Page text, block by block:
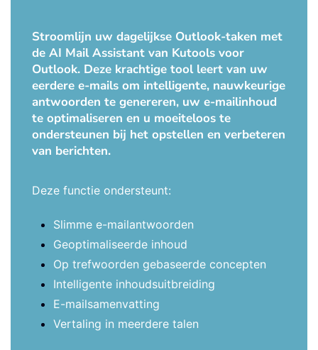
Stroomlijn uw dagelijkse Outlook-taken met
de AI Mail Assistant van Kutools voor
Outlook. Deze krachtige tool leert van uw
eerdere e-mails om intelligente, nauwkeurige
antwoorden te genereren, uw e-mailinhoud
te optimaliseren en u moeiteloos te
ondersteunen bij het opstellen en verbeteren
van berichten.
Deze functie ondersteunt:
Slimme e-mailantwoorden
Geoptimaliseerde inhoud
Op trefwoorden gebaseerde concepten
Intelligente inhoudsuitbreiding
E-mailsamenvatting
Vertaling in meerdere talen